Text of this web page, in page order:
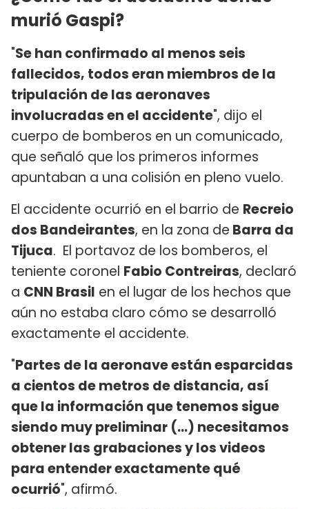
murió Gaspi?
"Se han confirmado al menos seis
fallecidos, todos eran miembros de la
tripulación de las aeronaves
involucradas en el accidente", dijo el
cuerpo de bomberos en un comunicado,
que señaló que los primeros informes
apuntaban a una colisión en pleno vuelo.
El accidente ocurrió en el barrio de Recreio
dos Bandeirantes, en la zona de Barra da
Tijuca. El portavoz de los bomberos, el
teniente coronel Fabio Contreiras, declaró
a CNN Brasil en el lugar de los hechos que
aún no estaba claro cómo se desarrolló
exactamente el accidente.
"Partes de la aeronave están esparcidas
a cientos de metros de distancia, así
que la información que tenemos sigue
siendo muy preliminar (...) necesitamos
obtener las grabaciones y los videos
para entender exactamente qué
ocurrió", afirmó.